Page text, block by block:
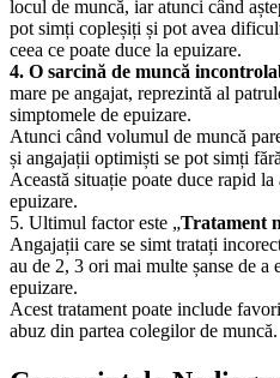
locul de muncă, iar atunci când
pot simți copleșiți și pot avea
ceea ce poate duce la epuizare.
4. O sarcină de muncă
mare pe angajat, reprezintă al
simptomele de epuizare.
Atunci când volumul de muncă
și angajații optimiști se pot simți
Această situație poate duce rapid
epuizare.
5. Ultimul factor este „Tratament
Angajații care se simt tratați
au de 2, 3 ori mai multe șanse de
epuizare.
Acest tratament poate include
abuz din partea colegilor de muncă.